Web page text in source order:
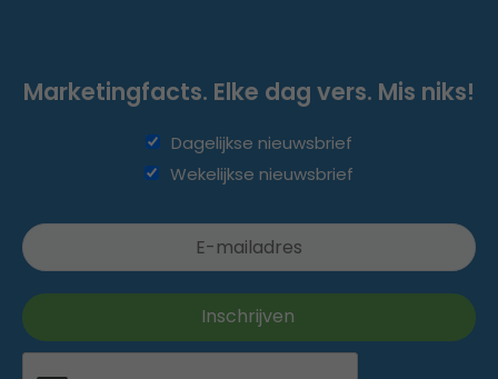
Marketingfacts. Elke dag vers. Mis niks!
Dagelijkse nieuwsbrief
Wekelijkse nieuwsbrief